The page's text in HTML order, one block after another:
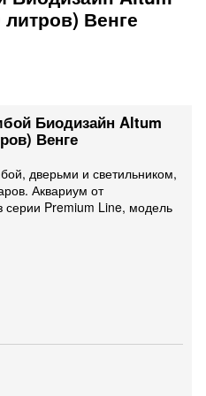
Венге
Биодизайн Altum
Венге
дверьми и светильником,
Аквариум от
серии Premium Line, модель